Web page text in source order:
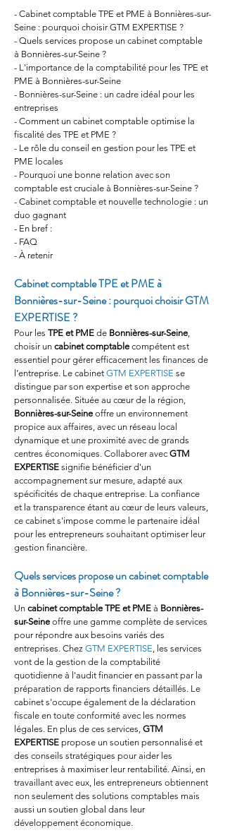
- Cabinet comptable TPE et PME à Bonnières-sur-
Seine : pourquoi choisir GTM EXPERTISE ?
- Quels services propose un cabinet comptable
à Bonnières-sur-Seine ?
- L'importance de la comptabilité pour les TPE et
PME à Bonnières-sur-Seine
- Bonnières-sur-Seine : un cadre idéal pour les
entreprises
- Comment un cabinet comptable optimise la
fiscalité des TPE et PME ?
- Le rôle du conseil en gestion pour les TPE et
PME locales
- Pourquoi une bonne relation avec son
comptable est cruciale à Bonnières-sur-Seine ?
- Cabinet comptable et nouvelle technologie : un
duo gagnant
- En bref :
- FAQ
- À retenir
Cabinet comptable TPE et PME à
Bonnières-sur-Seine : pourquoi choisir GTM
EXPERTISE ?
Pour les TPE et PME de Bonnières-sur-Seine,
choisir un cabinet comptable compétent est
essentiel pour gérer efficacement les finances de
l’entreprise. Le cabinet GTM EXPERTISE se
distingue par son expertise et son approche
personnalisée. Située au cœur de la région,
Bonnières-sur-Seine offre un environnement
propice aux affaires, avec un réseau local
dynamique et une proximité avec de grands
centres économiques. Collaborer avec GTM
EXPERTISE signifie bénéficier d'un
accompagnement sur mesure, adapté aux
spécificités de chaque entreprise. La confiance
et la transparence étant au cœur de leurs valeurs,
ce cabinet s'impose comme le partenaire idéal
pour les entrepreneurs souhaitant optimiser leur
gestion financière.
Quels services propose un cabinet comptable
à Bonnières-sur-Seine ?
Un cabinet comptable TPE et PME à Bonnières-
sur-Seine offre une gamme complète de services
pour répondre aux besoins variés des
entreprises. Chez GTM EXPERTISE, les services
vont de la gestion de la comptabilité
quotidienne à l'audit financier en passant par la
préparation de rapports financiers détaillés. Le
cabinet s'occupe également de la déclaration
fiscale en toute conformité avec les normes
légales. En plus de ces services, GTM
EXPERTISE propose un soutien personnalisé et
des conseils stratégiques pour aider les
entreprises à maximiser leur rentabilité. Ainsi, en
travaillant avec eux, les entrepreneurs obtiennent
non seulement des solutions comptables mais
aussi un soutien global dans leur
développement économique.